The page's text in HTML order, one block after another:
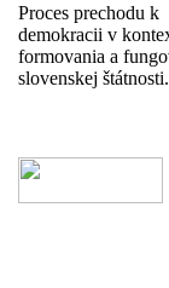
Proces prechodu k
demokracii v
formovania a
slovenskej štátnosti.